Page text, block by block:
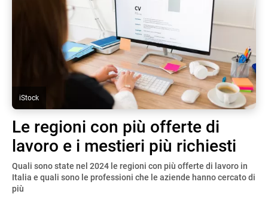
iStock
Le regioni con più offerte di
lavoro e i mestieri più richiesti
Quali sono state nel 2024 le regioni con più offerte di lavoro in
Italia e quali sono le professioni che le aziende hanno cercato di
più